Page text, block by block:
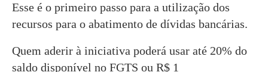
Esse é o primeiro passo para a utilização dos
recursos para o abatimento de dívidas bancárias.
Quem aderir à iniciativa poderá usar até 20% do
saldo disponível no FGTS ou R$ 1